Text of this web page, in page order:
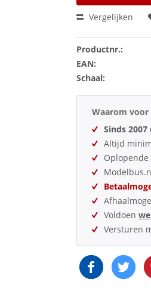
Vergelijken
Productnr.:
EAN:
Schaal:
Waarom voor
Sinds
Altijd
Oplopende
Voldoen
Versturen